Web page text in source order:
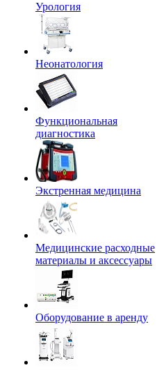
Урология
Неонатология
Функциональная
диагностика
Экстренная медицина
Медицинские расходные
материалы и аксессуары
Оборудование в аренду